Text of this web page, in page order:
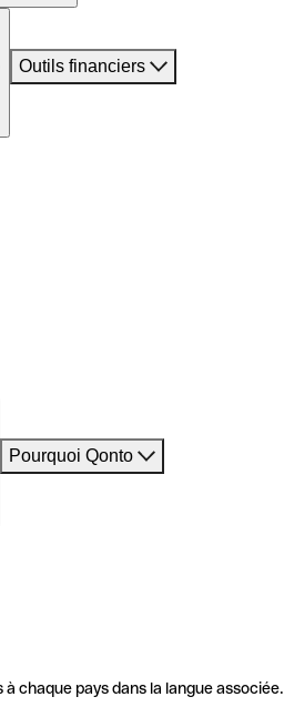
Outils financiers
Pourquoi Qonto
chaque pays dans la langue associée.